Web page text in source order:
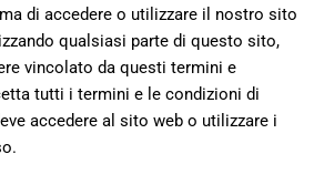
di accedere o utilizzare il nostro sito
qualsiasi parte di questo sito,
vincolato da questi termini e
tutti i termini e le condizioni di
accedere al sito web o utilizzare i